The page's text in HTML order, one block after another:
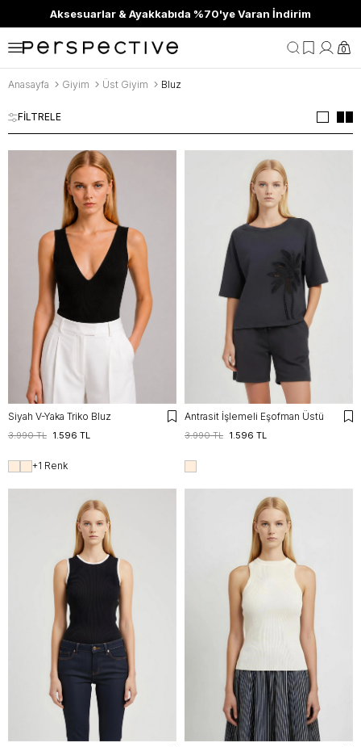
Aksesuarlar & Ayakkabıda %70'ye Varan İndirim
0
Anasayfa Giyim Üst Giyim Bluz
FİLTRELE
Siyah V-Yaka Triko Bluz
1.596 TL
3.990 TL
+1 Renk
Antrasit İşlemeli Eşofman Üstü
1.596 TL
3.990 TL